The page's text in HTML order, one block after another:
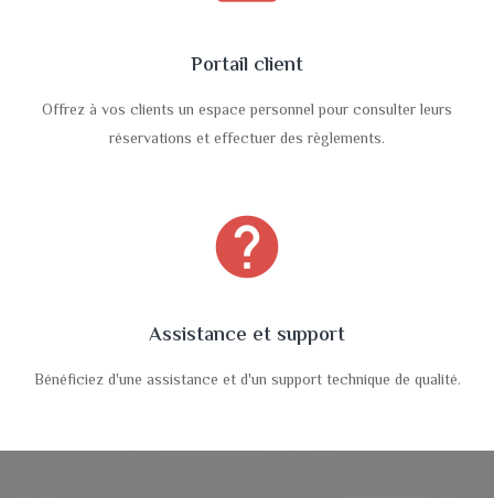
Portail client
Offrez à vos clients un espace personnel pour consulter leurs
réservations et effectuer des règlements.
help
Assistance et support
Bénéficiez d'une assistance et d'un support technique de qualité.